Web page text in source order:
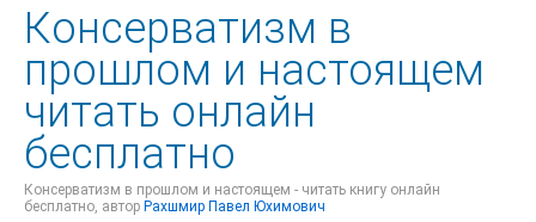
Консерватизм в
прошлом и настоящем
читать онлайн
бесплатно
Консерватизм в прошлом и настоящем - читать книгу онлайн
бесплатно, автор Рахшмир Павел Юхимович